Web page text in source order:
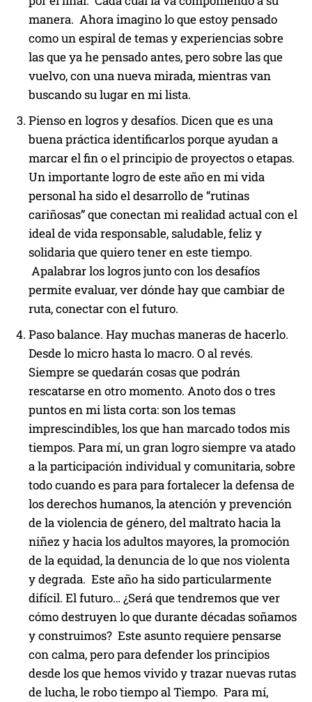
manera. Ahora imagino lo que estoy pensado
como un espiral de temas y experiencias sobre
las que ya he pensado antes, pero sobre las que
vuelvo, con una nueva mirada, mientras van
buscando su lugar en mi lista.
Pienso en logros y desafíos. Dicen que es una
buena práctica identificarlos porque ayudan a
marcar el fin o el principio de proyectos o etapas.
Un importante logro de este año en mi vida
personal ha sido el desarrollo de “rutinas
cariñosas” que conectan mi realidad actual con el
ideal de vida responsable, saludable, feliz y
solidaria que quiero tener en este tiempo.
Apalabrar los logros junto con los desafíos
permite evaluar, ver dónde hay que cambiar de
ruta, conectar con el futuro.
Paso balance. Hay muchas maneras de hacerlo.
Desde lo micro hasta lo macro. O al revés.
Siempre se quedarán cosas que podrán
rescatarse en otro momento. Anoto dos o tres
puntos en mi lista corta: son los temas
imprescindibles, los que han marcado todos mis
tiempos. Para mí, un gran logro siempre va atado
a la participación individual y comunitaria, sobre
todo cuando es para para fortalecer la defensa de
los derechos humanos, la atención y prevención
de la violencia de género, del maltrato hacia la
niñez y hacia los adultos mayores, la promoción
de la equidad, la denuncia de lo que nos violenta
y degrada. Este año ha sido particularmente
difícil. El futuro… ¿Será que tendremos que ver
cómo destruyen lo que durante décadas soñamos
y construimos? Este asunto requiere pensarse
con calma, pero para defender los principios
desde los que hemos vivido y trazar nuevas rutas
de lucha, le robo tiempo al Tiempo. Para mí,